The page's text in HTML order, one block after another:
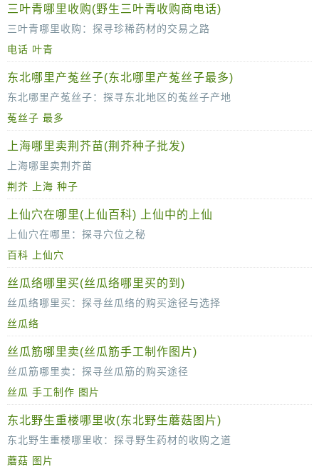
三叶青哪里收购(野生三叶青收购商电话)
三叶青哪里收购：探寻珍稀药材的交易之路
三叶青，这一名字对于中药材爱好者来说并不陌生。作为一种具有独特药效的珍稀植物，三叶青在中医药领域有着广泛的应用。然而，由于其生长
电话 叶青
东北哪里产菟丝子(东北哪里产菟丝子最多)
东北哪里产菟丝子：探寻东北地区的菟丝子产地
菟丝子，作为一种重要的中药材，以其独特的药理作用和广泛的应用价值在中医药领域备受青睐。在东北地区，这片肥沃的土地上，菟丝子的生
菟丝子 最多
上海哪里卖荆芥苗(荆芥种子批发)
上海哪里卖荆芥苗
荆芥，作为一味具有悠久历史的中草药，因其独特的香气和药用价值，深受中医药界的青睐。而在繁华的上海，寻找荆芥苗的购买渠道，对于许多热爱中草药文化或从事相关
荆芥 上海 种子
上仙穴在哪里(上仙百科) 上仙中的上仙
上仙穴在哪里：探寻穴位之秘
在古老而神秘的中医理论中，穴位是人体经络系统上的特定点，被认为是气血运行的关键所在。其中，“上仙穴”这一名称，听起来便带有一种超凡脱俗的韵味，令
百科 上仙穴
丝瓜络哪里买(丝瓜络哪里买的到)
丝瓜络哪里买：探寻丝瓜络的购买途径与选择
丝瓜络，这一源自自然、经过精心加工的中药材与日常用品，近年来逐渐受到广大消费者的青睐。它不仅可以作为中药材用于治疗多种疾病，还
丝瓜络
丝瓜筋哪里卖(丝瓜筋手工制作图片)
丝瓜筋哪里卖：探寻丝瓜筋的购买途径
丝瓜筋，这一看似普通却充满生活智慧的物品，近年来在烹饪和日常清洁中越来越受欢迎。那么，丝瓜筋到底在哪里可以购买到呢？本文将为您揭示丝瓜
丝瓜 手工制作 图片
东北野生重楼哪里收(东北野生蘑菇图片)
东北野生重楼哪里收：探寻野生药材的收购之道
东北，这片广袤的土地，自古以来就是野生药材的宝库。其中，野生重楼以其独特的药用价值和珍稀性备受瞩目。然而，对于许多采药人和药材
蘑菇 图片